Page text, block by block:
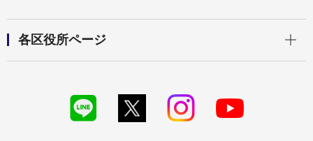
各区役所ページ